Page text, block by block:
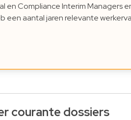
en Compliance Interim Managers
een aantal jaren relevante
courante dossiers